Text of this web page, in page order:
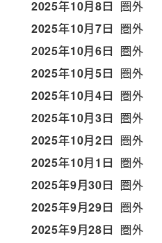
2025年10月8日 圏外
2025年10月7日 圏外
2025年10月6日 圏外
2025年10月5日 圏外
2025年10月4日 圏外
2025年10月3日 圏外
2025年10月2日 圏外
2025年10月1日 圏外
2025年9月30日 圏外
2025年9月29日 圏外
2025年9月28日 圏外